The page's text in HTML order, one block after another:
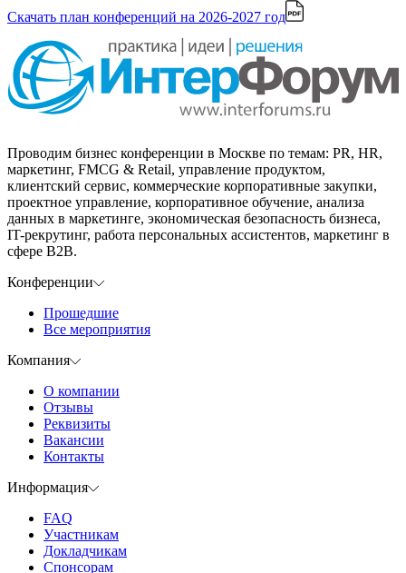
Скачать план конференций на 2026-2027 год
Проводим бизнес конференции в Москве по темам: PR, HR,
маркетинг, FMCG & Retail, управление продуктом,
клиентский сервис, коммерческие корпоративные закупки,
проектное управление, корпоративное обучение, анализа
данных в маркетинге, экономическая безопасность бизнеса,
IT-рекрутинг, работа персональных ассистентов, маркетинг в
сфере B2B.
Конференции
Прошедшие
Все мероприятия
Компания
О компании
Отзывы
Реквизиты
Вакансии
Контакты
Информация
FAQ
Участникам
Докладчикам
Спонсорам